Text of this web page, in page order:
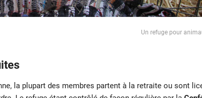
Un refuge pour
la plupart des membres partent à la retraite ou sont